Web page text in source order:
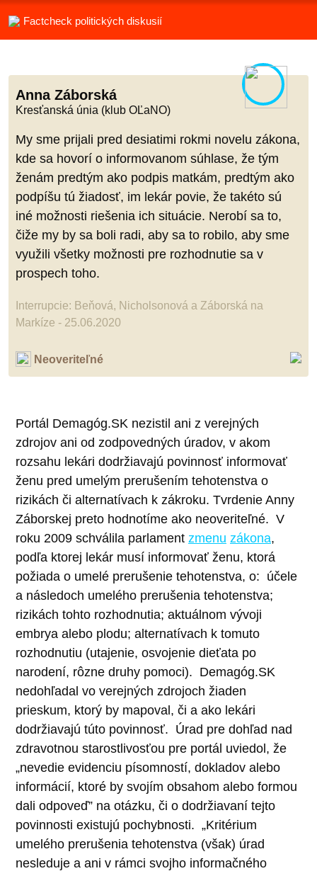
Factcheck politických diskusií
Anna Záborská
Kresťanská únia (klub OĽaNO)
My sme prijali pred desiatimi rokmi novelu zákona,
kde sa hovorí o informovanom súhlase, že tým
ženám predtým ako podpis matkám, predtým ako
podpíšu tú žiadosť, im lekár povie, že takéto sú
iné možnosti riešenia ich situácie. Nerobí sa to,
čiže my by sa boli radi, aby sa to robilo, aby sme
využili všetky možnosti pre rozhodnutie sa v
prospech toho.
Interrupcie: Beňová, Nicholsonová a Záborská na
Markíze - 25.06.2020
Neoveriteľné
Portál Demagóg.SK nezistil ani z verejných
zdrojov ani od zodpovedných úradov, v akom
rozsahu lekári dodržiavajú povinnosť informovať
ženu pred umelým prerušením tehotenstva o
rizikách či alternatívach k zákroku. Tvrdenie Anny
Záborskej preto hodnotíme ako neoveriteľné. V
roku 2009 schválila parlament zmenu zákona,
podľa ktorej lekár musí informovať ženu, ktorá
požiada o umelé prerušenie tehotenstva, o: účele
a následoch umelého prerušenia tehotenstva;
rizikách tohto rozhodnutia; aktuálnom vývoji
embrya alebo plodu; alternatívach k tomuto
rozhodnutiu (utajenie, osvojenie dieťata po
narodení, rôzne druhy pomoci). Demagóg.SK
nedohľadal vo verejných zdrojoch žiaden
prieskum, ktorý by mapoval, či a ako lekári
dodržiavajú túto povinnosť. Úrad pre dohľad nad
zdravotnou starostlivosťou pre portál uviedol, že
„nevedie evidenciu písomností, dokladov alebo
informácií, ktoré by svojím obsahom alebo formou
dali odpoveď” na otázku, či o dodržiavaní tejto
povinnosti existujú pochybnosti. „Kritérium
umelého prerušenia tehotenstva (však) úrad
nesleduje a ani v rámci svojho informačného